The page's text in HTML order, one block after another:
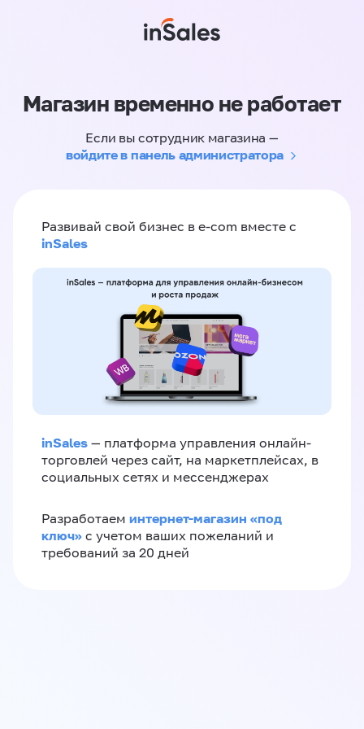
Магазин временно не работает
Если вы сотрудник магазина —
войдите в панель администратора
Развивай свой бизнес в e-com вместе с
inSales
inSales — платформа управления онлайн-
торговлей через сайт, на маркетплейсах, в
социальных сетях и мессенджерах
Разработаем интернет-магазин «‎под
ключ»‎ с учетом ваших пожеланий и
требований за 20 дней